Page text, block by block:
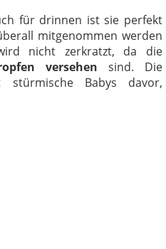
für drinnen ist sie perfekt
mitgenommen werden
nicht zerkratzt, da die
versehen sind. Die
stürmische Babys davor,